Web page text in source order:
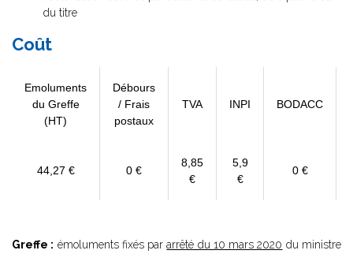
du titre
Coût
Emoluments
du Greffe
(HT)
Débours
/ Frais
postaux
TVA INPI BODACC
44,27 € 0 €
8,85
€
5,9
€
0 €
Greffe : émoluments fixés pararrêté du 10 mars 2020 du ministre